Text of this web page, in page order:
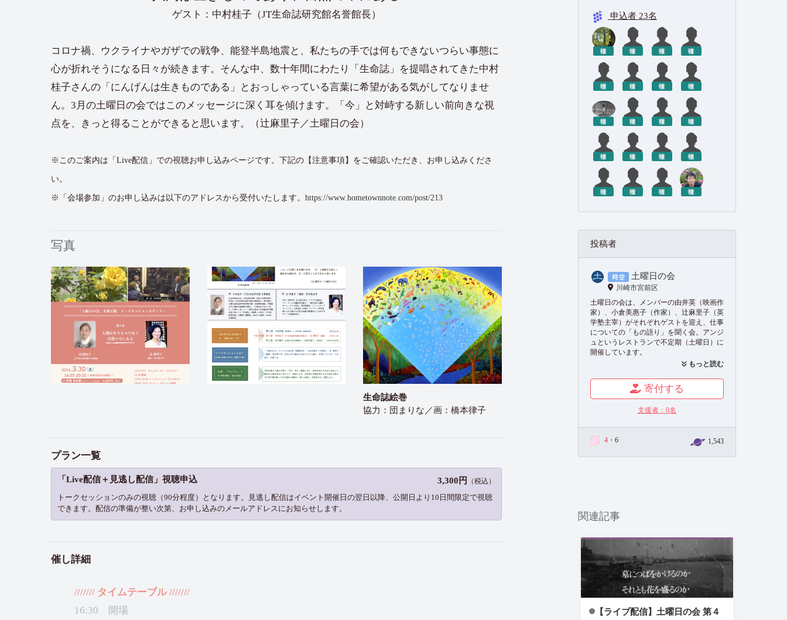
ゲスト：中村桂子（JT生命誌研究館名誉館長）
コロナ禍、ウクライナやガザでの戦争、能登半島地震と、私たちの手では何もできないつらい事態に
心が折れそうになる日々が続きます。そんな中、数十年間にわたり「生命誌」を提唱されてきた中村
桂子さんの「にんげんは生きものである」とおっしゃっている言葉に希望がある気がしてなりませ
ん。3月の土曜日の会ではこのメッセージに深く耳を傾けます。「今」と対峙する新しい前向きな視
点を、きっと得ることができると思います。（辻麻里子／土曜日の会）
※このご案内は「Live配信」での視聴お申し込みページです。下記の【注意事項】をご確認いただき、お申し込みくださ
い。
※「会場参加」のお申し込みは以下のアドレスから受付いたします。 https://www.hometownnote.com/post/213
写真
生命誌絵巻
協力：団まりな／画：橋本律子
プラン一覧
「Live配信＋見逃し配信」視聴申込 3,300円 （税込）
トークセッションのみの視聴（90分程度）となります。見逃し配信はイベント開催日の翌日以降、公開日より10日間限定で視聴
できます。配信の準備が整い次第、お申し込みのメールアドレスにお知らせします。
催し詳細
/////// タイムテーブル ///////
16:30 開場
申込者 23名
投稿者
土曜日の会
川崎市宮前区
土曜日の会は、メンバーの由井英（映画作
家）、小倉美惠子（作家）、辻麻里子（英
学塾主宰）がそれぞれゲストを迎え、仕事
についての「もの語り」を聞く会。アンジ
ュというレストランで不定期（土曜日）に
開催しています。
・主催：土曜日の会／ささらプロダクショ
https://sasala-pro.com/contact/
もっと読む
寄付する
支援者： 0名
4 ・6 1,543
関連記事
【ライブ配信】土曜日の会 第４